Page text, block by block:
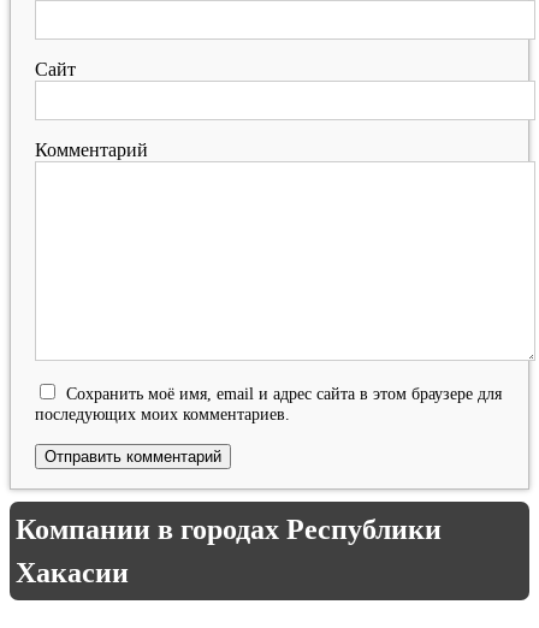
Сайт
Комментарий
Сохранить моё имя, email и адрес сайта в этом браузере для
последующих моих комментариев.
Компании в городах Республики
Хакасии